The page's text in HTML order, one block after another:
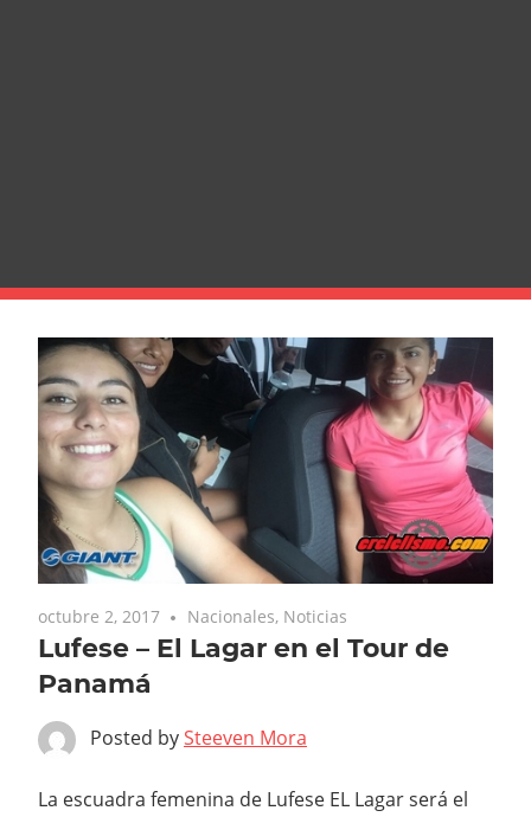
octubre 2, 2017 Nacionales, Noticias
Lufese – El Lagar en el Tour de
Panamá
Posted bySteeven Mora
La escuadra femenina de Lufese EL Lagar será el